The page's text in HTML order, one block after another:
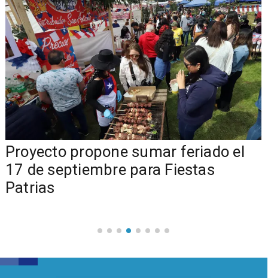
Proyecto propone sumar feriado el
17 de septiembre para Fiestas
Patrias